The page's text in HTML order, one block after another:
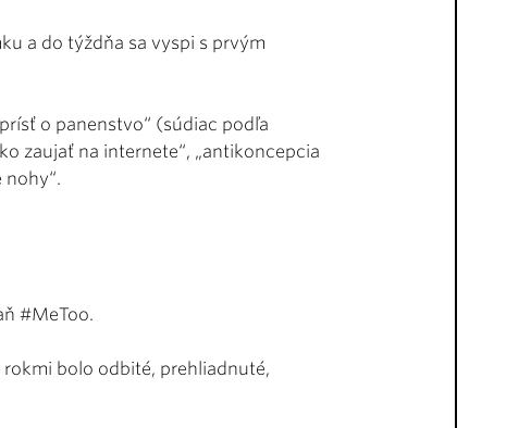
a do týždňa sa vyspi s prvým
o panenstvo“ (súdiac podľa
zaujať na internete“, „antikoncepcia
nohy“.
#MeToo.
rokmi bolo odbité, prehliadnuté,